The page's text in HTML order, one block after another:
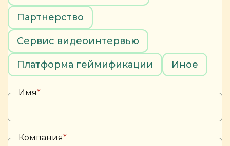
Партнерство
Сервис видеоинтервью
Платформа геймификации Иное
Имя*
Компания*